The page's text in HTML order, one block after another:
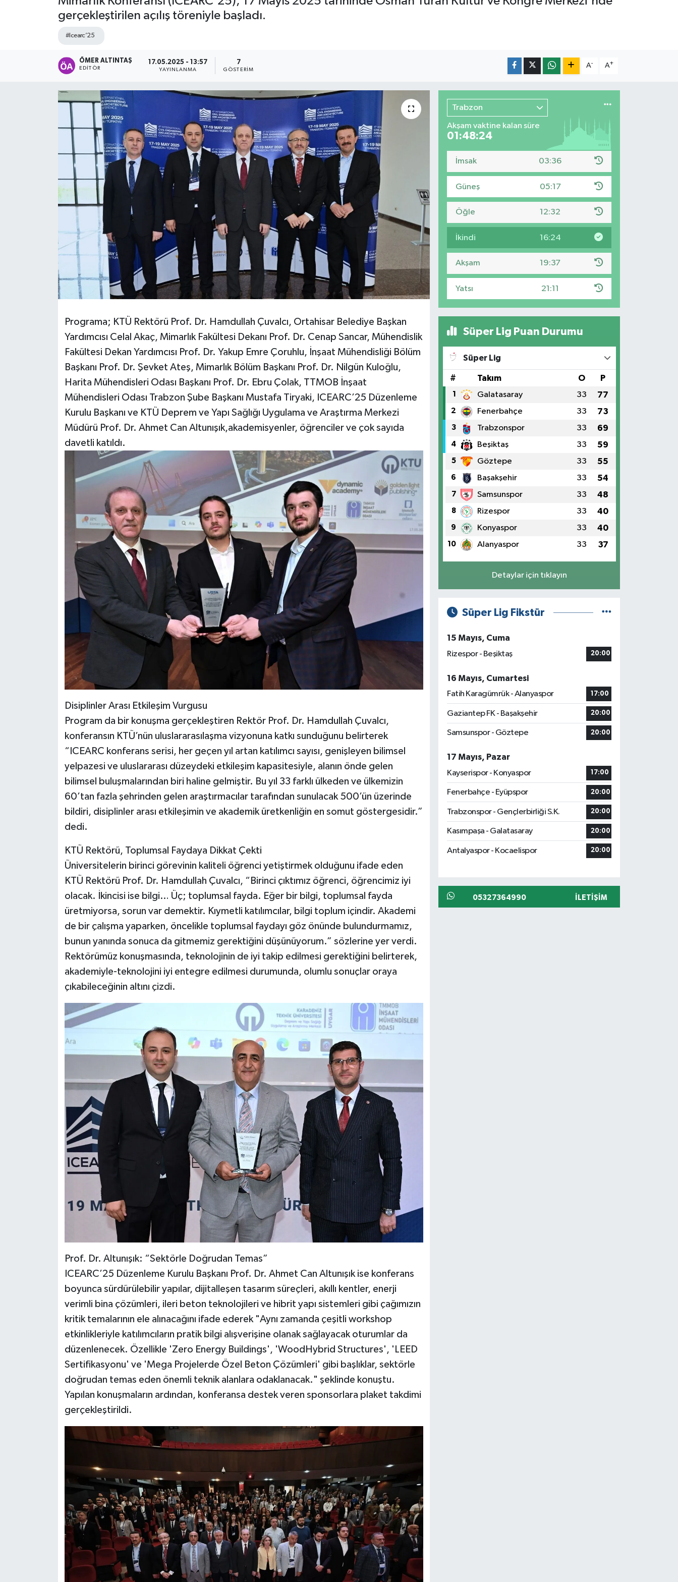
gerçekleştirilen açılış töreniyle başladı.
#Icearc’25
ÖMER ALTINTAŞ
EDITÖR
17.05.2025 - 13:57
YAYINLANMA
7
GÖSTERIM
A- A+
Programa; KTÜ Rektörü Prof. Dr. Hamdullah Çuvalcı, Ortahisar Belediye Başkan
Yardımcısı Celal Akaç, Mimarlık Fakültesi Dekanı Prof. Dr. Cenap Sancar, Mühendislik
Fakültesi Dekan Yardımcısı Prof. Dr. Yakup Emre Çoruhlu, İnşaat Mühendisliği Bölüm
Başkanı Prof. Dr. Şevket Ateş, Mimarlık Bölüm Başkanı Prof. Dr. Nilgün Kuloğlu,
Harita Mühendisleri Odası Başkanı Prof. Dr. Ebru Çolak, TTMOB İnşaat
Mühendisleri Odası Trabzon Şube Başkanı Mustafa Tiryaki, ICEARC’25 Düzenleme
Kurulu Başkanı ve KTÜ Deprem ve Yapı Sağlığı Uygulama ve Araştırma Merkezi
Müdürü Prof. Dr. Ahmet Can Altunışık,akademisyenler, öğrenciler ve çok sayıda
davetli katıldı.
Disiplinler Arası Etkileşim Vurgusu
Program da bir konuşma gerçekleştiren Rektör Prof. Dr. Hamdullah Çuvalcı,
konferansın KTÜ’nün uluslararasılaşma vizyonuna katkı sunduğunu belirterek
“ICEARC konferans serisi, her geçen yıl artan katılımcı sayısı, genişleyen bilimsel
yelpazesi ve uluslararası düzeydeki etkileşim kapasitesiyle, alanın önde gelen
bilimsel buluşmalarından biri haline gelmiştir. Bu yıl 33 farklı ülkeden ve ülkemizin
60’tan fazla şehrinden gelen araştırmacılar tarafından sunulacak 500’ün üzerinde
bildiri, disiplinler arası etkileşimin ve akademik üretkenliğin en somut göstergesidir.”
dedi.
KTÜ Rektörü, Toplumsal Faydaya Dikkat Çekti
Üniversitelerin birinci görevinin kaliteli öğrenci yetiştirmek olduğunu ifade eden
KTÜ Rektörü Prof. Dr. Hamdullah Çuvalcı, “Birinci çıktımız öğrenci, öğrencimiz iyi
olacak. İkincisi ise bilgi… Üç; toplumsal fayda. Eğer bir bilgi, toplumsal fayda
üretmiyorsa, sorun var demektir. Kıymetli katılımcılar, bilgi toplum içindir. Akademi
de bir çalışma yaparken, öncelikle toplumsal faydayı göz önünde bulundurmamız,
bunun yanında sonuca da gitmemiz gerektiğini düşünüyorum.” sözlerine yer verdi.
Rektörümüz konuşmasında, teknolojinin de iyi takip edilmesi gerektiğini belirterek,
akademiyle-teknolojini iyi entegre edilmesi durumunda, olumlu sonuçlar oraya
çıkabileceğinin altını çizdi.
Prof. Dr. Altunışık: “Sektörle Doğrudan Temas”
ICEARC’25 Düzenleme Kurulu Başkanı Prof. Dr. Ahmet Can Altunışık ise konferans
boyunca sürdürülebilir yapılar, dijitalleşen tasarım süreçleri, akıllı kentler, enerji
verimli bina çözümleri, ileri beton teknolojileri ve hibrit yapı sistemleri gibi çağımızın
kritik temalarının ele alınacağını ifade ederek "Aynı zamanda çeşitli workshop
etkinlikleriyle katılımcıların pratik bilgi alışverişine olanak sağlayacak oturumlar da
düzenlenecek. Özellikle 'Zero Energy Buildings', 'WoodHybrid Structures', 'LEED
Sertifikasyonu' ve 'Mega Projelerde Özel Beton Çözümleri' gibi başlıklar, sektörle
doğrudan temas eden önemli teknik alanlara odaklanacak." şeklinde konuştu.
Yapılan konuşmaların ardından, konferansa destek veren sponsorlara plaket takdimi
gerçekleştirildi.
Trabzon
Akşam vaktine kalan süre
01:48:22
İmsak 03:36
Güneş 05:17
Öğle 12:32
İkindi 16:24
Akşam 19:37
Yatsı 21:11
Süper Lig Puan Durumu
Süper Lig
# Takım O P
1 Galatasaray 33 77
2 Fenerbahçe 33 73
3 Trabzonspor 33 69
4 Beşiktaş 33 59
5 Göztepe 33 55
6 Başakşehir 33 54
7 Samsunspor 33 48
8 Rizespor 33 40
9 Konyaspor 33 40
10 Alanyaspor 33 37
Detaylar için tıklayın
Süper Lig Fikstür
15 Mayıs, Cuma
Rizespor - Beşiktaş
20:00
16 Mayıs, Cumartesi
Fatih Karagümrük - Alanyaspor
17:00
Gaziantep FK - Başakşehir 20:00
Samsunspor - Göztepe 20:00
17 Mayıs, Pazar
Kayserispor - Konyaspor
17:00
Fenerbahçe - Eyüpspor 20:00
Trabzonspor - Gençlerbirliği S.K. 20:00
Kasımpaşa - Galatasaray 20:00
Antalyaspor - Kocaelispor 20:00
05327364990 İLETIŞIM